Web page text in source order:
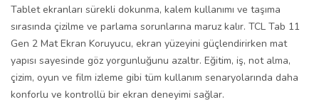
Tablet ekranları sürekli dokunma, kalem kullanımı ve taşıma
sırasında çizilme ve parlama sorunlarına maruz kalır. TCL Tab 11
Gen 2 Mat Ekran Koruyucu, ekran yüzeyini güçlendirirken mat
yapısı sayesinde göz yorgunluğunu azaltır. Eğitim, iş, not alma,
çizim, oyun ve film izleme gibi tüm kullanım senaryolarında daha
konforlu ve kontrollü bir ekran deneyimi sağlar.